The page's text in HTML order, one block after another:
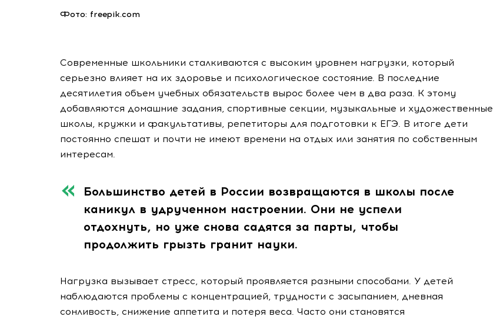
Фото: freepik.com
Современные школьники сталкиваются с высоким уровнем нагрузки, который
серьезно влияет на их здоровье и психологическое состояние. В последние
десятилетия объем учебных обязательств вырос более чем в два раза. К этому
добавляются домашние задания, спортивные секции, музыкальные и художественные
школы, кружки и факультативы, репетиторы для подготовки к ЕГЭ. В итоге дети
постоянно спешат и почти не имеют времени на отдых или занятия по собственным
интересам.
Большинство детей в России возвращаются в школы после
каникул в удрученном настроении. Они не успели
отдохнуть, но уже снова садятся за парты, чтобы
продолжить грызть гранит науки.
Нагрузка вызывает стресс, который проявляется разными способами. У детей
наблюдаются проблемы с концентрацией, трудности с засыпанием, дневная
сонливость, снижение аппетита и потеря веса. Часто они становятся